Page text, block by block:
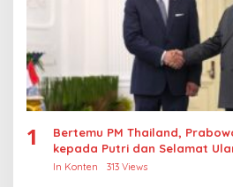
1
Bertemu PM Thailand,
kepada Putri dan Selamat
Thailand
In Konten 313 Views